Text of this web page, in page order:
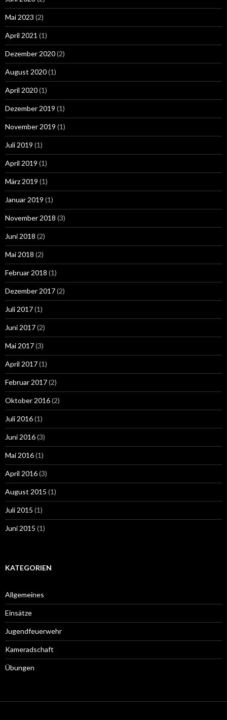
Mai 2023 (2)
April 2021 (1)
Dezember 2020(2)
August 2020(1)
April 2020(1)
Dezember 2019 (1)
November 2019 (1)
Juli 2019 (1)
April 2019 (1)
März 2019 (1)
Januar 2019 (1)
November 2018 (3)
Juni 2018 (2)
Mai 2018 (2)
Februar 2018 (1)
Dezember 2017(2)
Juli 2017(1)
Juni 2017(2)
Mai 2017(3)
April 2017(1)
Februar 2017(2)
Oktober 2016(2)
Juli 2016(1)
Juni 2016(3)
Mai 2016(1)
April 2016(3)
August 2015 (1)
Juli 2015 (1)
Juni 2015 (1)
KATEGORIEN
Allgemeines
Einsätze
Jugendfeuerwehr
Kameradschaft
Übungen